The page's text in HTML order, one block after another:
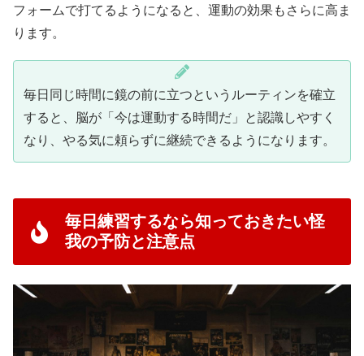
フォームで打てるようになると、運動の効果もさらに高ま
ります。
毎日同じ時間に鏡の前に立つというルーティンを確立
すると、脳が「今は運動する時間だ」と認識しやすく
なり、やる気に頼らずに継続できるようになります。
毎日練習するなら知っておきたい怪
我の予防と注意点